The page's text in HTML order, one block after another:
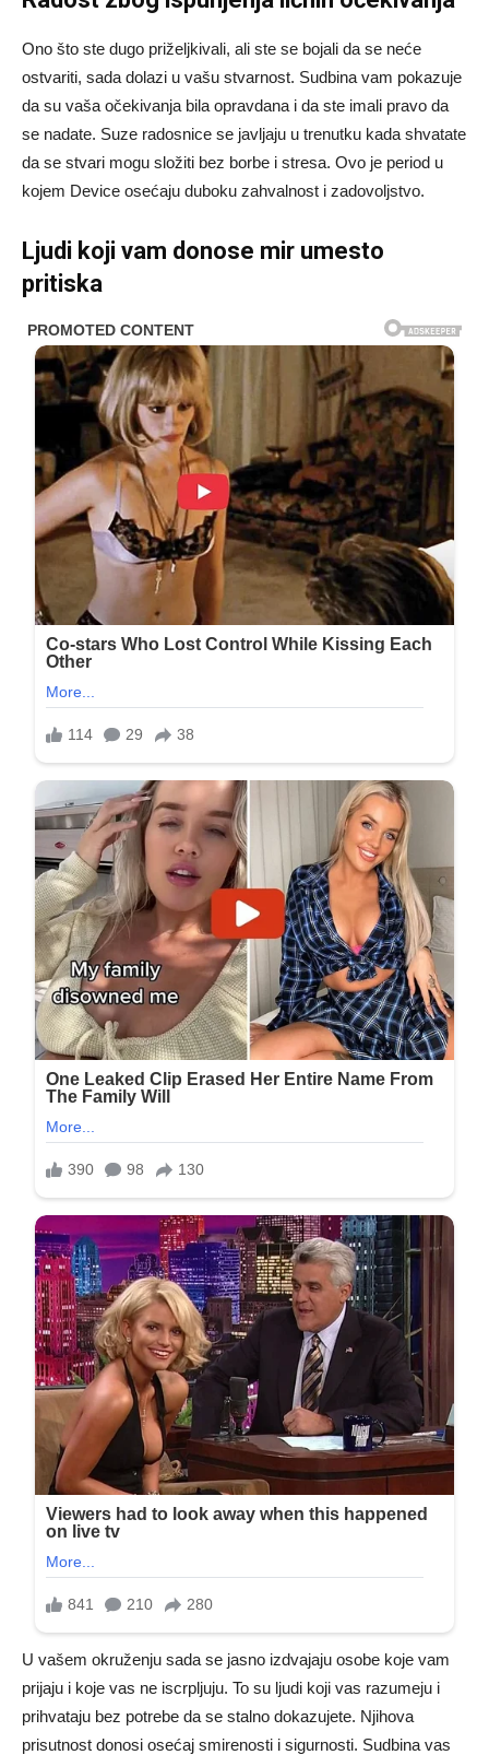
Ono što ste dugo priželjkivali, ali ste se bojali da se neće
ostvariti, sada dolazi u vašu stvarnost. Sudbina vam pokazuje
da su vaša očekivanja bila opravdana i da ste imali pravo da
se nadate. Suze radosnice se javljaju u trenutku kada shvatate
da se stvari mogu složiti bez borbe i stresa. Ovo je period u
kojem Device osećaju duboku zahvalnost i zadovoljstvo.
Ljudi koji vam donose mir umesto
pritiska
U vašem okruženju sada se jasno izdvajaju osobe koje vam
prijaju i koje vas ne iscrpljuju. To su ljudi koji vas razumeju i
prihvataju bez potrebe da se stalno dokazujete. Njihova
prisutnost donosi osećaj smirenosti i sigurnosti. Sudbina vas